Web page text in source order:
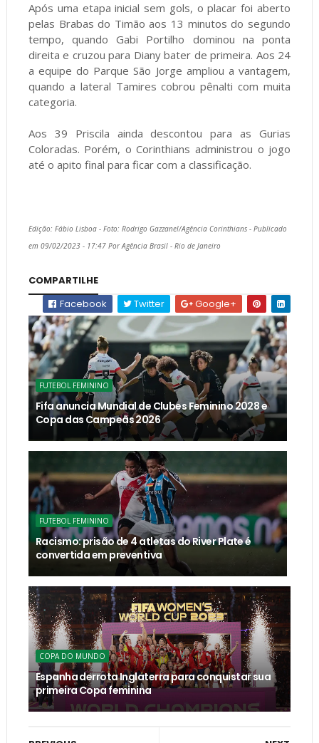
Após uma etapa inicial sem gols, o placar foi aberto
pelas Brabas do Timão aos 13 minutos do segundo
tempo, quando Gabi Portilho dominou na ponta
direita e cruzou para Diany bater de primeira. Aos 24
a equipe do Parque São Jorge ampliou a vantagem,
quando a lateral Tamires cobrou pênalti com muita
categoria.
Aos 39 Priscila ainda descontou para as Gurias
Coloradas. Porém, o Corinthians administrou o jogo
até o apito final para ficar com a classificação.
Edição: Fábio Lisboa - Foto: Rodrigo Gazzanel/Agência Corinthians - Publicado
em 09/02/2023 - 17:47 Por Agência Brasil - Rio de Janeiro
COMPARTILHE
Facebook
Twitter Google+
FUTEBOL FEMININO
Fifa anuncia Mundial de Clubes Feminino 2028 e
Copa das Campeãs 2026
FUTEBOL FEMININO
Racismo: prisão de 4 atletas do River Plate é
convertida em preventiva
COPA DO MUNDO
Espanha derrota Inglaterra para conquistar sua
primeira Copa feminina